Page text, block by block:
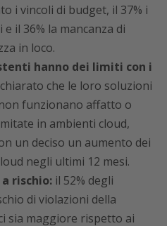
i vincoli di budget, il 37% i
il 36% la mancanza di
in loco.
hanno dei limiti con i
che le loro soluzioni
funzionano affatto o
in ambienti cloud,
un deciso un aumento dei
negli ultimi 12 mesi.
rischio: il 52% degli
di violazioni della
sia maggiore rispetto ai